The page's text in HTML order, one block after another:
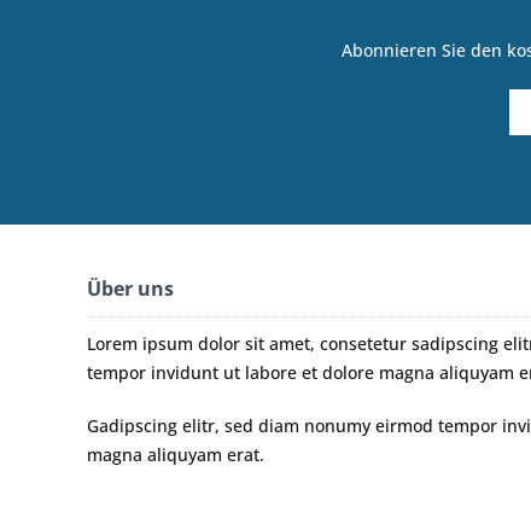
Abonnieren Sie den
Über uns
Lorem ipsum dolor sit amet, consetetur sadipscing
tempor invidunt ut labore et dolore magna aliquyam
Gadipscing elitr, sed diam nonumy eirmod tempor
magna aliquyam erat.